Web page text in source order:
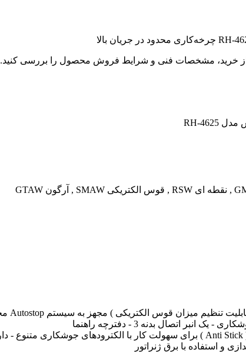
خرید، مشخصات فنی و شرایط فروش محصول را بررسی کنید.
و استفاده با برق ژنراتور